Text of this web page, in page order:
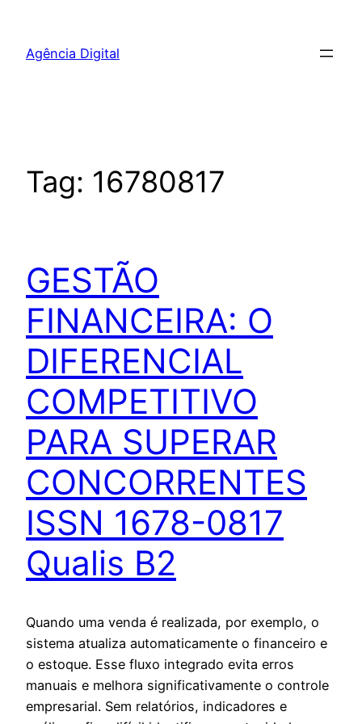
Agência Digital
Tag: 16780817
GESTÃO
FINANCEIRA: O
DIFERENCIAL
COMPETITIVO
PARA SUPERAR
CONCORRENTES
ISSN 1678-0817
Qualis B2
Quando uma venda é realizada, por exemplo, o
sistema atualiza automaticamente o financeiro e
o estoque. Esse fluxo integrado evita erros
manuais e melhora significativamente o controle
empresarial. Sem relatórios, indicadores e